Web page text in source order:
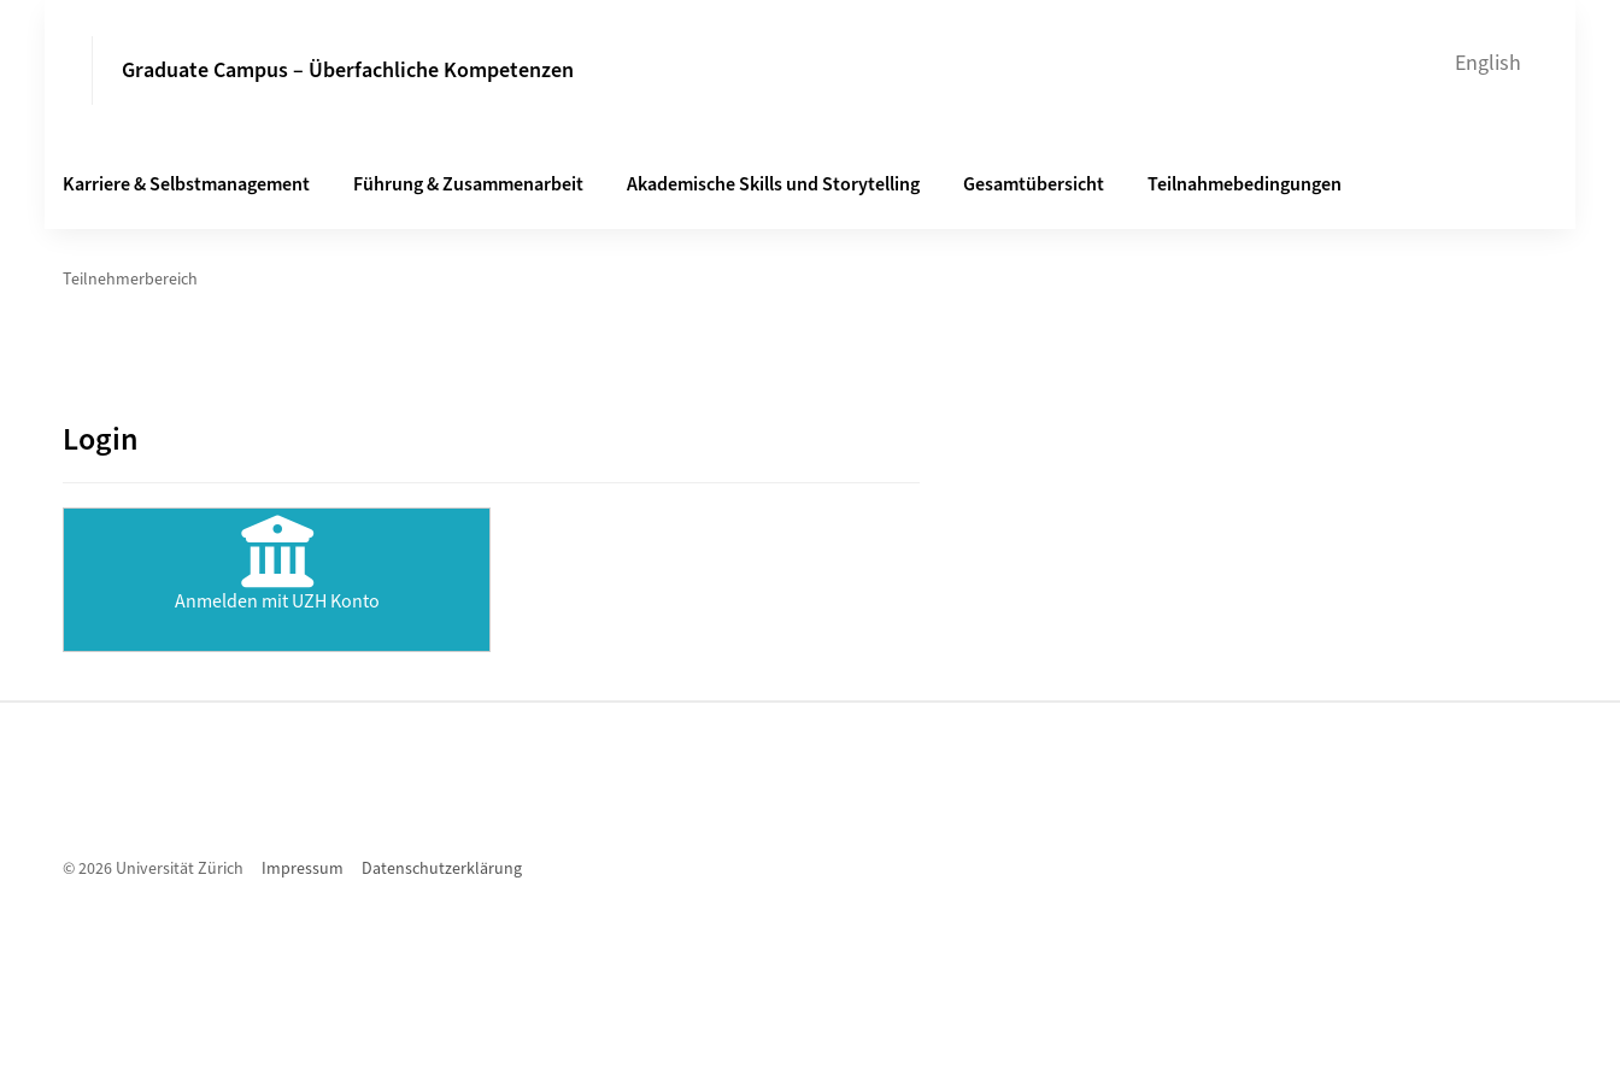
Graduate Campus – Überfachliche Kompetenzen English
Karriere & Selbstmanagement Führung & Zusammenarbeit Akademische Skills und Storytelling Gesamtübersicht Teilnahmebedingungen
Teilnehmerbereich
Login
Anmelden mit UZH Konto
© 2026 Universität Zürich Impressum Datenschutzerklärung